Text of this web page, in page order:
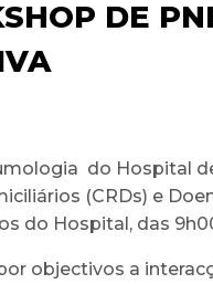
DE
do Hospital
(CRDs) e
do Hospital, das
objectivos a